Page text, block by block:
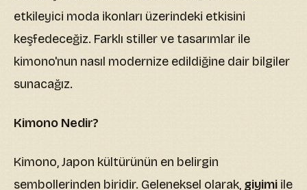
etkileyici moda ikonları üzerindeki etkisini
keşfedeceğiz. Farklı stiller ve tasarımlar ile
kimono'nun nasıl modernize edildiğine dair bilgiler
sunacağız.
Kimono Nedir?
Kimono, Japon kültürünün en belirgin
sembollerinden biridir. Geleneksel olarak, giyimi ile